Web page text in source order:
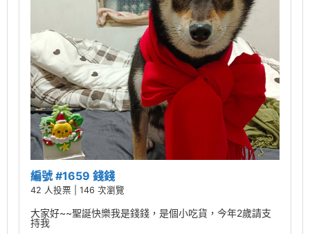
編號 #1659 錢錢
42 人投票 | 146 次瀏覽
大家好~~聖誕快樂我是錢錢，是個小吃貨，今年2歲請支
持我